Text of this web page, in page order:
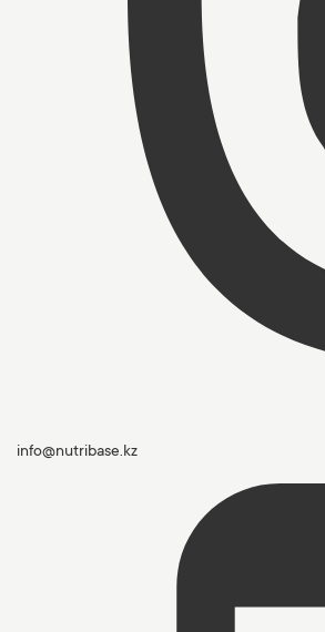
info@nutribase.kz